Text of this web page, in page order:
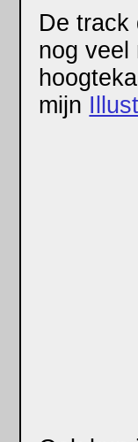
De track
nog veel
mijn